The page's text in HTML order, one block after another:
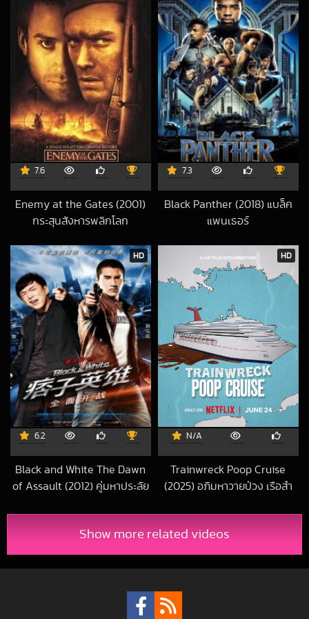
7.6
Enemy at the Gates (2001)
กระสุนสังหารพลิกโลก
7.3
Black Panther (2018) แบล็ค
แพนเธอร์
HD
6.2
Black and White The Dawn
of Assault (2012) คู่มหาประลัย
HD
N/A
Trainwreck Poop Cruise
(2025) อภิมหาวายป่วง เรือสำ
Show more related videos